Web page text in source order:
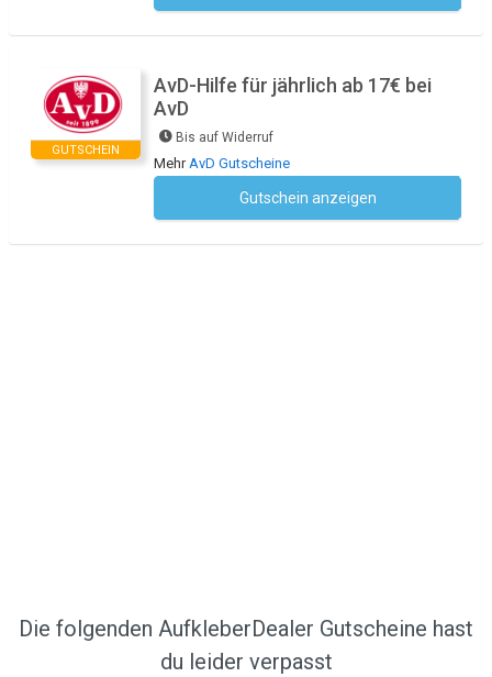
GUTSCHEIN
AvD-Hilfe für jährlich ab 17€ bei
AvD
Bis auf Widerruf
MehrAvD Gutscheine
Gutschein anzeigen
Die folgenden AufkleberDealer Gutscheine hast
du leider verpasst